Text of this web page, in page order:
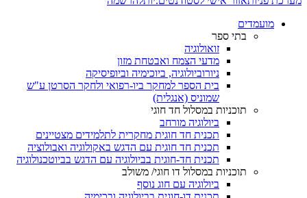
מועמדים
בתי ספר
זואולוגיה
מדעי הצמח ואבטחת מזון
ניורוביולוגיה, ביוכימיה וביופיסיקה
בית הספר למחקר ביו-רפואי ולחקר הסרטן ע"ש
שמוניס (אנגלית)
תוכניות במסלול חד חוגי
ביולוגיה מורחב
תכנית חד חוגית מחקרית לתלמידים מצטיינים
תכנית חד חוגית עם הדגש באקולוגיה ואבולוציה
תכנית חד-חוגית בביולוגיה עם הדגש בביוטכנולוגיה
תוכניות במסלול דו חוגי/ משולב
ביולוגיה עם חוג נוסף